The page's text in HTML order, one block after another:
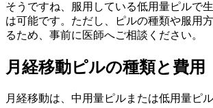
そうですね、服用している低用量ピルで
は可能です。ただし、ピルの種類や服用
るため、事前に医師へご相談ください。
月経移動ピルの種類と費用
月経移動は、中用量ピルまたは低用量ピル